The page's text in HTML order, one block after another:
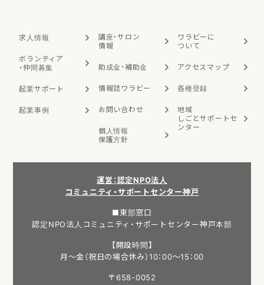
求人情報
ボランティア
・仲間募集
起業サポート
起業事例
講座・サロン
情報
助成金・補助金
情報誌ワラビー
お問い合わせ
個人情報
保護方針
ワラビーに
ついて
アクセスマップ
各種登録
地域
しごとサポートセ
ンター
運営：認定NPO法人
コミュニティ・サポートセンター神戸
■東部窓口
認定NPO法人コミュニティ・サポートセンター神戸本部
【開設時間】
月～金（祝日の場合休み）10：00～15：00
〒658-0052